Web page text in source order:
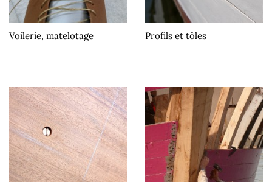
Voilerie, matelotage Profils et tôles